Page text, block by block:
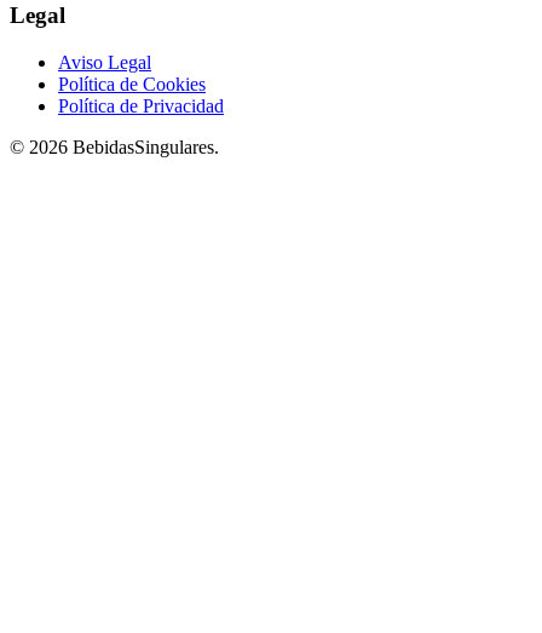
Legal
Aviso Legal
Política de Cookies
Política de Privacidad
© 2026 BebidasSingulares.